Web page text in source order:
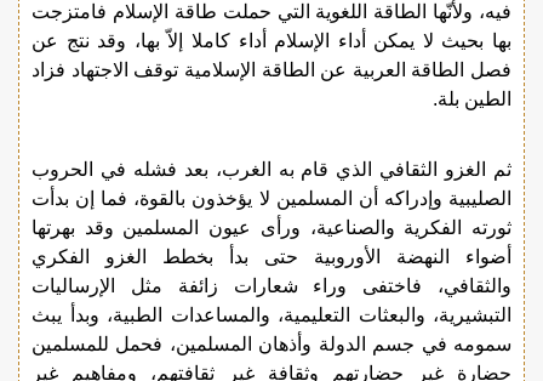
فيه، ولأنّها الطاقة اللغوية التي حملت طاقة الإسلام فامتزجت
بها بحيث لا يمكن أداء الإسلام أداء كاملا إلاّ بها، وقد نتج عن
فصل الطاقة العربية عن الطاقة الإسلامية توقف الاجتهاد فزاد
الطين بلة.
ثم الغزو الثقافي الذي قام به الغرب، بعد فشله في الحروب
الصليبية وإدراكه أن المسلمين لا يؤخذون بالقوة، فما إن بدأت
ثورته الفكرية والصناعية، ورأى عيون المسلمين وقد بهرتها
أضواء النهضة الأوروبية حتى بدأ بخطط الغزو الفكري
والثقافي، فاختفى وراء شعارات زائفة مثل الإرساليات
التبشيرية، والبعثات التعليمية، والمساعدات الطبية، وبدأ يبث
سمومه في جسم الدولة وأذهان المسلمين، فحمل للمسلمين
حضارة غير حضارتهم وثقافة غير ثقافتهم، ومفاهيم غير